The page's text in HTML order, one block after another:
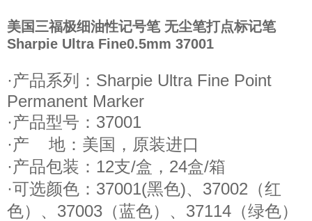
美国三福极细油性记号笔 无尘笔打点标记笔
Sharpie Ultra Fine0.5mm 37001
·产品系列：Sharpie Ultra Fine Point
Permanent Marker
·产品型号：37001
·产 地：美国，原装进口
·产品包装：12支/盒，24盒/箱
·可选颜色：37001(黑色)、37002（红
色）、37003（蓝色）、37114（绿色）